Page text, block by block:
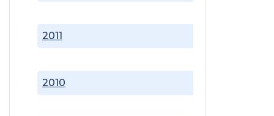
2010
2011